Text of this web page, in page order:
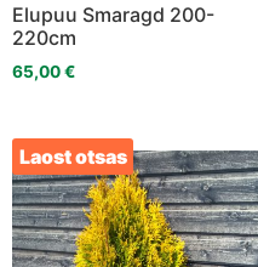
Elupuu Smaragd 200-
220cm
65,00€
Laost otsas